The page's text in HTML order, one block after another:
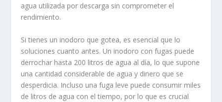
agua utilizada por descarga sin comprometer el
rendimiento.
Si tienes un inodoro que gotea, es esencial que lo
soluciones cuanto antes. Un inodoro con fugas puede
derrochar hasta 200 litros de agua al día, lo que supone
una cantidad considerable de agua y dinero que se
desperdicia. Incluso una fuga leve puede consumir miles
de litros de agua con el tiempo, por lo que es crucial